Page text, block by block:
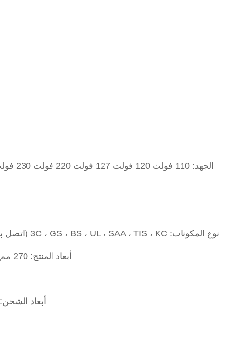
الجهد: 110 فولت 120 فولت 127 فولت 220 فولت 230 فولت 240 فولت (منتجات مختلفة)
نوع المكونات: 3C ، GS ، BS ، UL ، SAA ، TIS ، KC (اتصل بنا للحصول على حسب الطلب)
أبعاد المنتج: 270 مم * 205 مم * 580 مم * 110 مم
أبعاد الشحن: 500 مم * 300 مم * 200 مم *